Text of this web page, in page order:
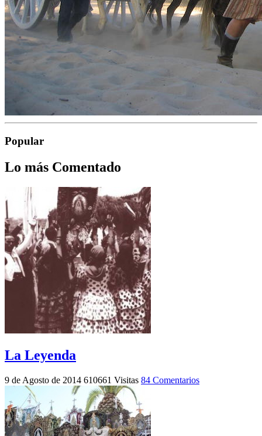
Popular
Lo más Comentado
La Leyenda
9 de Agosto de 2014 610661 Visitas 84 Comentarios